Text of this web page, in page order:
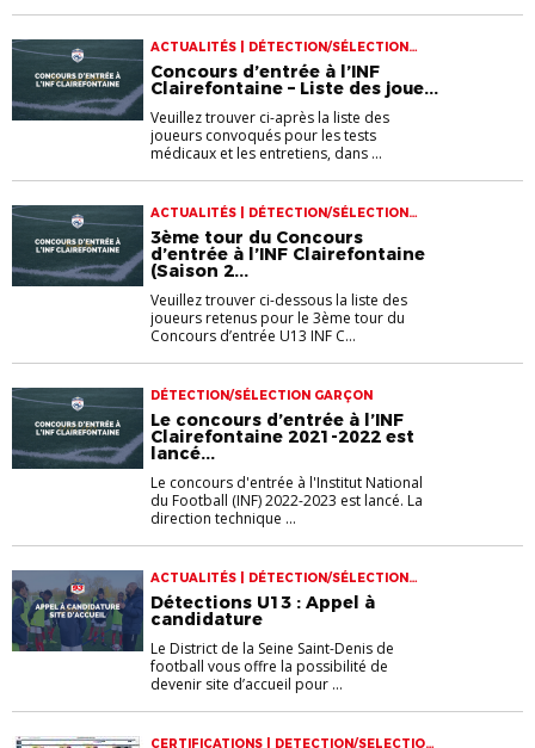
ACTUALITÉS | DÉTECTION/SÉLECTION
GARÇON
Concours d’entrée à l’INF
Clairefontaine – Liste des joue...
Veuillez trouver ci-après la liste des
joueurs convoqués pour les tests
médicaux et les entretiens, dans ...
ACTUALITÉS | DÉTECTION/SÉLECTION
GARÇON
3ème tour du Concours
d’entrée à l’INF Clairefontaine
(Saison 2...
Veuillez trouver ci-dessous la liste des
joueurs retenus pour le 3ème tour du
Concours d’entrée U13 INF C...
DÉTECTION/SÉLECTION GARÇON
Le concours d’entrée à l’INF
Clairefontaine 2021-2022 est
lancé...
Le concours d'entrée à l'Institut National
du Football (INF) 2022-2023 est lancé. La
direction technique ...
ACTUALITÉS | DÉTECTION/SÉLECTION
GARÇON
Détections U13 : Appel à
candidature
Le District de la Seine Saint-Denis de
football vous offre la possibilité de
devenir site d’accueil pour ...
CERTIFICATIONS | DETECTION/SELECTION